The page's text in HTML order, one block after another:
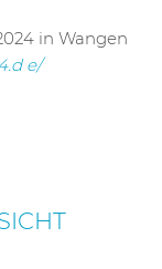
in Wangen
e/